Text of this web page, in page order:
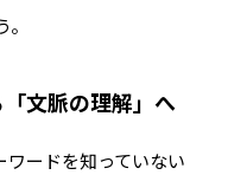
文脈の理解」へ
ワードを知っていない